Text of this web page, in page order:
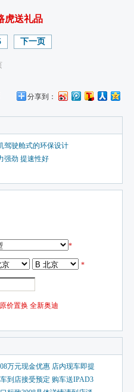
虎送礼品
下一页
分享到：
驾驶舱式的环保设计
强劲 提速性好
万元现金优惠 店内现车即提
到店接受预定 购车送IPAD3